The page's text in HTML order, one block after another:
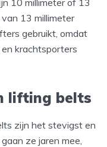
10 millimeter of 13
13 millimeter
gebruikt, omdat
krachtsporters
lifting belts
zijn het stevigst en
ze jaren mee,